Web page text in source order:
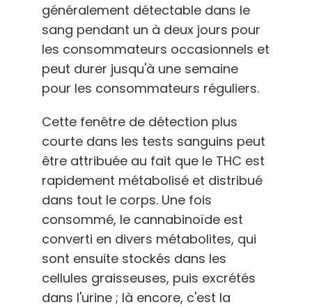
généralement détectable dans le
sang pendant un à deux jours pour
les consommateurs occasionnels et
peut durer jusqu'à une semaine
pour les consommateurs réguliers.
Cette fenêtre de détection plus
courte dans les tests sanguins peut
être attribuée au fait que le THC est
rapidement métabolisé et distribué
dans tout le corps. Une fois
consommé, le cannabinoïde est
converti en divers métabolites, qui
sont ensuite stockés dans les
cellules graisseuses, puis excrétés
dans l'urine ; là encore, c'est la